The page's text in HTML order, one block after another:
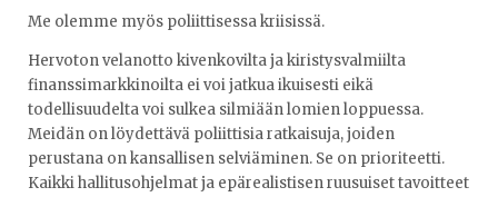
Me olemme myös poliittisessa kriisissä.
Hervoton velanotto kivenkovilta ja kiristysvalmiilta
finanssimarkkinoilta ei voi jatkua ikuisesti eikä
todellisuudelta voi sulkea silmiään lomien loppuessa.
Meidän on löydettävä poliittisia ratkaisuja, joiden
perustana on kansallisen selviäminen. Se on prioriteetti.
Kaikki hallitusohjelmat ja epärealistisen ruusuiset tavoitteet